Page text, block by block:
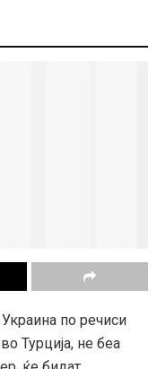
по речиси
Турција, не беа